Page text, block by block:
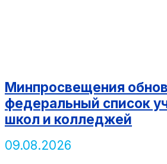
Минпросвещения
федеральный список
школ и колледжей
09.08.2026